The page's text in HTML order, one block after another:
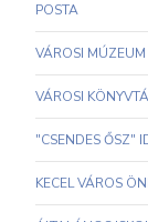
POSTA
VÁROSI MÚZEUM
VÁROSI
"CSENDES ŐSZ"
KECEL VÁROS